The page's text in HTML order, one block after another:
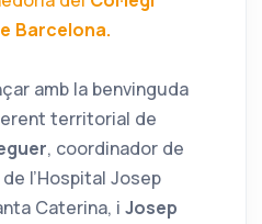
Barcelona.
amb la benvinguda
territorial de
, coordinador de
l’Hospital Josep
Caterina, i Josep